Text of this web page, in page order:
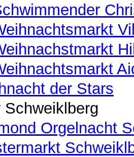
der Stars
Schweiklberg
Orgelnacht